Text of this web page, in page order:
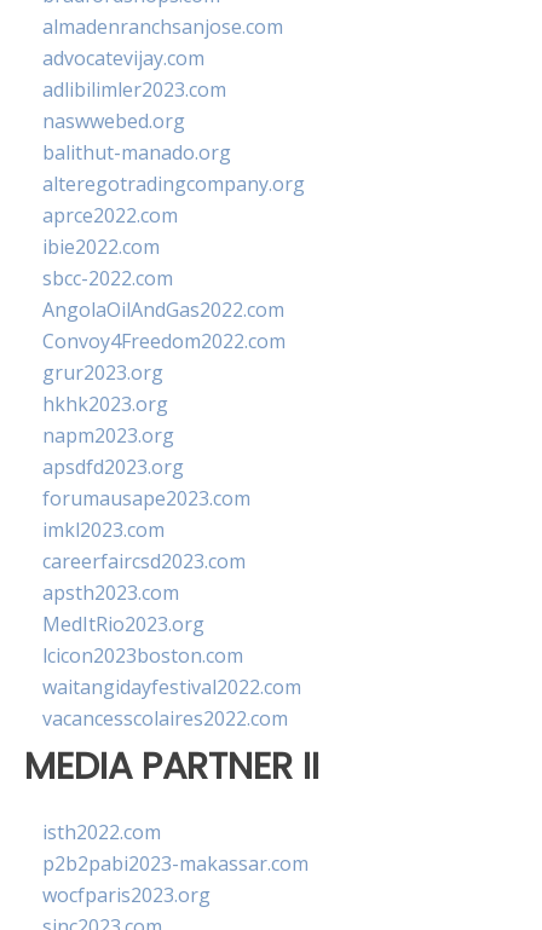
almadenranchsanjose.com
advocatevijay.com
adlibilimler2023.com
naswwebed.org
balithut-manado.org
alteregotradingcompany.org
aprce2022.com
ibie2022.com
sbcc-2022.com
AngolaOilAndGas2022.com
Convoy4Freedom2022.com
grur2023.org
hkhk2023.org
napm2023.org
apsdfd2023.org
forumausape2023.com
imkl2023.com
careerfaircsd2023.com
apsth2023.com
MedItRio2023.org
lcicon2023boston.com
waitangidayfestival2022.com
vacancesscolaires2022.com
MEDIA PARTNER II
isth2022.com
p2b2pabi2023-makassar.com
wocfparis2023.org